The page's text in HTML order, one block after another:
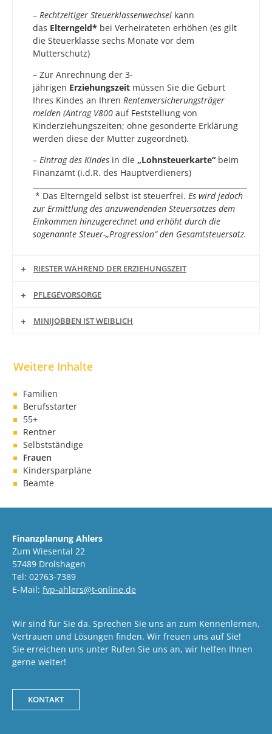
– Rechtzeitiger Steuerklassenwechsel kann
das Elterngeld* bei Verheirateten erhöhen (es gilt
die Steuerklasse sechs Monate vor dem
Mutterschutz)
– Zur Anrechnung der 3-
jährigen Erziehungszeit müssen Sie die Geburt
Ihres Kindes an Ihren Rentenversicherungsträger
melden (Antrag V800 auf Feststellung von
Kinderziehungszeiten; ohne gesonderte Erklärung
werden diese der Mutter zugeordnet).
– Eintrag des Kindes in die „Lohnsteuerkarte“ beim
Finanzamt (i.d.R. des Hauptverdieners)
* Das Elterngeld selbst ist steuerfrei. Es wird jedoch
zur Ermittlung des anzuwendenden Steuersatzes dem
Einkommen hinzugerechnet und erhöht durch die
sogenannte Steuer-„Progression“ den Gesamtsteuersatz.
RIESTER WÄHREND DER ERZIEHUNGSZEIT
PFLEGEVORSORGE
MINIJOBBEN IST WEIBLICH
Familien
Berufsstarter
55+
Rentner
Selbstständige
Frauen
Kindersparpläne
Beamte
Finanzplanung Ahlers
Zum Wiesental 22
57489 Drolshagen
Tel: 02763-7389
E-Mail: fvp-ahlers@t-online.de
Wir sind für Sie da. Sprechen Sie uns an zum Kennenlernen,
Vertrauen und Lösungen finden. Wir freuen uns auf Sie!
Sie erreichen uns unter Rufen Sie uns an, wir helfen Ihnen
gerne weiter!
KONTAKT